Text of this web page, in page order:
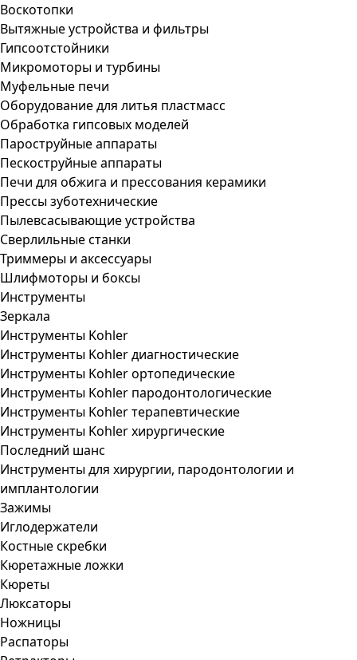
Воскотопки
Вытяжные устройства и фильтры
Гипсоотстойники
Микромоторы и турбины
Муфельные печи
Оборудование для литья пластмасс
Обработка гипсовых моделей
Пароструйные аппараты
Пескоструйные аппараты
Печи для обжига и прессования керамики
Прессы зуботехнические
Пылевсасывающие устройства
Сверлильные станки
Триммеры и аксессуары
Шлифмоторы и боксы
Инструменты
Зеркала
Инструменты Kohler
Инструменты Kohler диагностические
Инструменты Kohler ортопедические
Инструменты Kohler пародонтологические
Инструменты Kohler терапевтические
Инструменты Kohler хирургические
Последний шанс
Инструменты для хирургии, пародонтологии и
имплантологии
Зажимы
Иглодержатели
Костные скребки
Кюретажные ложки
Кюреты
Люксаторы
Ножницы
Распаторы